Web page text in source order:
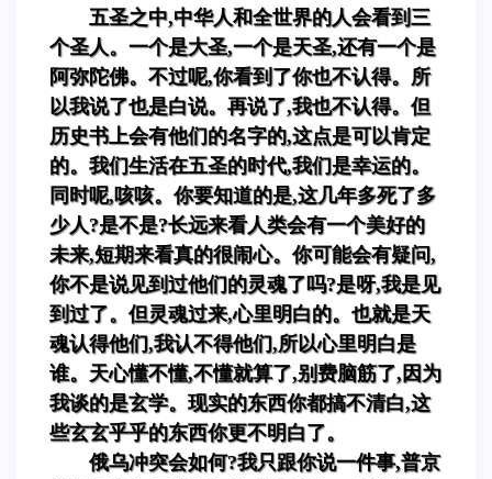
五圣之中,中华人和全世界的人会看到三
个圣人。一个是大圣,一个是天圣,还有一个是
阿弥陀佛。不过呢,你看到了你也不认得。所
以我说了也是白说。再说了,我也不认得。但
历史书上会有他们的名字的,这点是可以肯定
的。我们生活在五圣的时代,我们是幸运的。
同时呢,咳咳。你要知道的是,这几年多死了多
少人?是不是?长远来看人类会有一个美好的
未来,短期来看真的很闹心。你可能会有疑问,
你不是说见到过他们的灵魂了吗?是呀,我是见
到过了。但灵魂过来,心里明白的。也就是天
魂认得他们,我认不得他们,所以心里明白是
谁。天心懂不懂,不懂就算了,别费脑筋了,因为
我谈的是玄学。现实的东西你都搞不清白,这
些玄玄乎乎的东西你更不明白了。
俄乌冲突会如何?我只跟你说一件事,普京